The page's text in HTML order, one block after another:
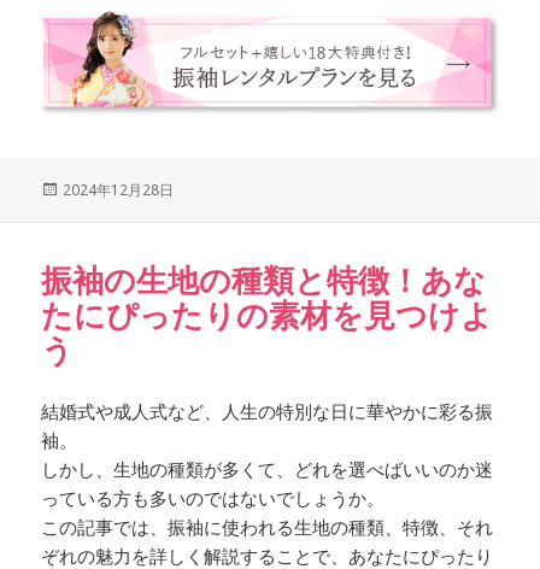
Posted
2024年12月28日
振袖の生地の種類と特徴！あな
たにぴったりの素材を見つけよ
う
結婚式や成人式など、人生の特別な日に華やかに彩る振
袖。
しかし、生地の種類が多くて、どれを選べばいいのか迷
っている方も多いのではないでしょうか。
この記事では、振袖に使われる生地の種類、特徴、それ
ぞれの魅力を詳しく解説することで、あなたにぴったり